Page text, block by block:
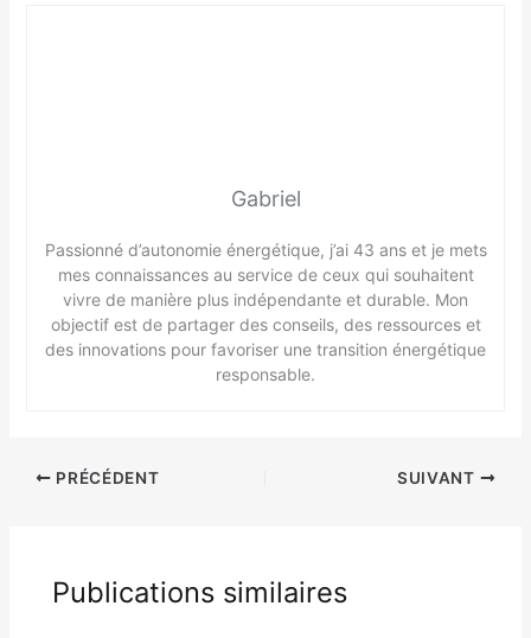
Gabriel
Passionné d’autonomie énergétique, j’ai 43 ans et je mets
mes connaissances au service de ceux qui souhaitent
vivre de manière plus indépendante et durable. Mon
objectif est de partager des conseils, des ressources et
des innovations pour favoriser une transition énergétique
responsable.
PRÉCÉDENT SUIVANT
Publications similaires